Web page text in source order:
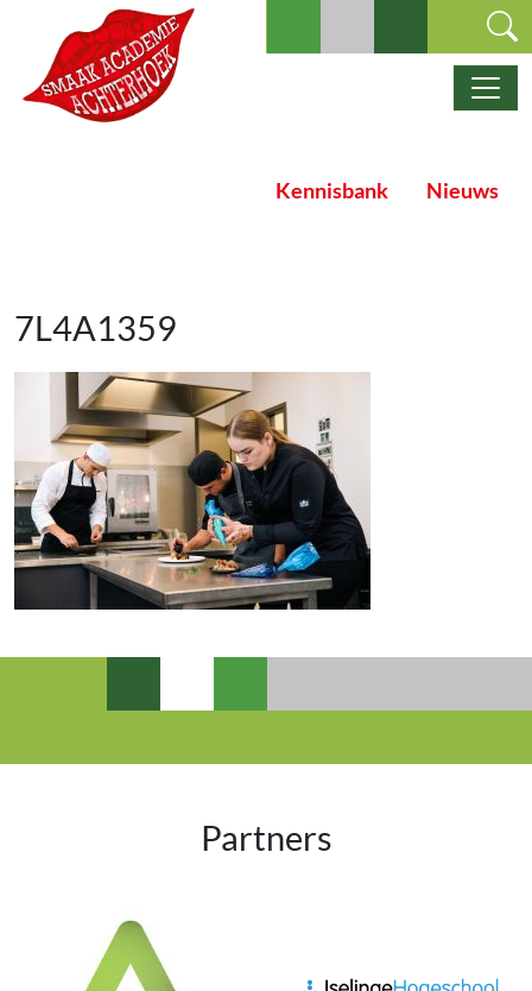
Ga naar de inhoud
Hoofdnavigatie
Kennisbank Nieuws
7L4A1359
Partners